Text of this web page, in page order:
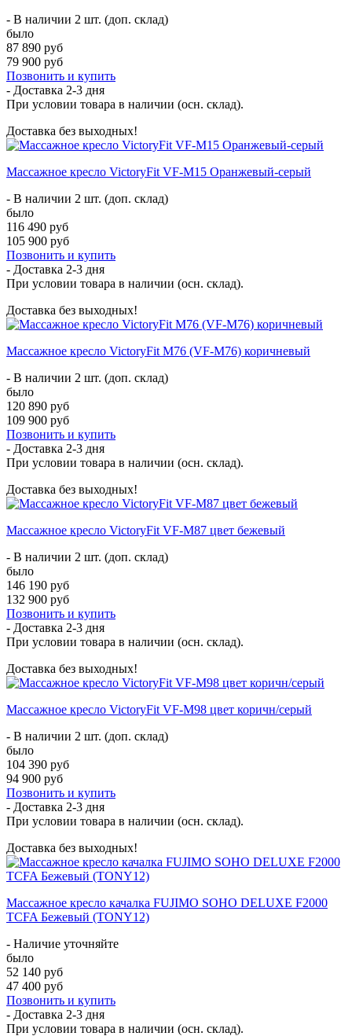
- В наличии 2 шт. (доп. склад)
было
87 890 руб
79 900 руб
Позвонить и купить
- Доставка 2-3 дня
При условии товара в наличии (осн. склад).
Доставка без выходных!
Массажное кресло VictoryFit VF-M15 Оранжевый-серый
- В наличии 2 шт. (доп. склад)
было
116 490 руб
105 900 руб
Позвонить и купить
- Доставка 2-3 дня
При условии товара в наличии (осн. склад).
Доставка без выходных!
Массажное кресло VictoryFit M76 (VF-M76) коричневый
- В наличии 2 шт. (доп. склад)
было
120 890 руб
109 900 руб
Позвонить и купить
- Доставка 2-3 дня
При условии товара в наличии (осн. склад).
Доставка без выходных!
Массажное кресло VictoryFit VF-M87 цвет бежевый
- В наличии 2 шт. (доп. склад)
было
146 190 руб
132 900 руб
Позвонить и купить
- Доставка 2-3 дня
При условии товара в наличии (осн. склад).
Доставка без выходных!
Массажное кресло VictoryFit VF-M98 цвет коричн/серый
- В наличии 2 шт. (доп. склад)
было
104 390 руб
94 900 руб
Позвонить и купить
- Доставка 2-3 дня
При условии товара в наличии (осн. склад).
Доставка без выходных!
Массажное кресло качалка FUJIMO SOHO DELUXE F2000
TCFA Бежевый (TONY12)
- Наличие уточняйте
было
52 140 руб
47 400 руб
Позвонить и купить
- Доставка 2-3 дня
При условии товара в наличии (осн. склад).